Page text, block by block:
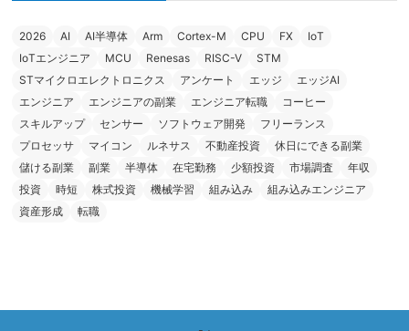
2026 AI AI半導体 Arm Cortex-M CPU FX
IoT
IoTエンジニア
MCU Renesas RISC-V
STM
STマイクロエレクトロニクス
アンケート エッジ
エッジAI
エンジニア
エンジニアの副業 エンジニア転職
コーヒー
スキルアップ
センサー ソフトウェア開発
フリーランス
プロセッサ
マイコン ルネサス 不動産投資
休日にできる副業
儲ける副業
副業 半導体 在宅勤務 少額投資 市場調査
年収
投資
時短 株式投資 機械学習 組み込み
組み込みエンジニア
資産形成
転職